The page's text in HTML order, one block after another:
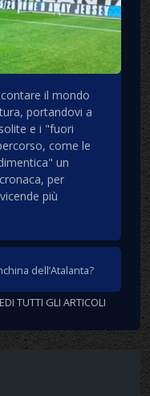
il mondo
portandovi a
e i "fuori
come le
un
per
più
dell’Atalanta?
TUTTI GLI ARTICOLI